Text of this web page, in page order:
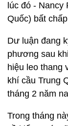
lúc đó -
Quốc) bất
Dư luận đang
phương sau
hiệu leo thang
khí cầu Trung
tháng 2 năm
Trong tháng